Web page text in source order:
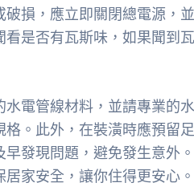
損，應立即關閉總電源，
是否有瓦斯味，如果聞到
電管線材料，並請專業的
。此外，在裝潢時應預留
發現問題，避免發生意外
家安全，讓你住得更安心。